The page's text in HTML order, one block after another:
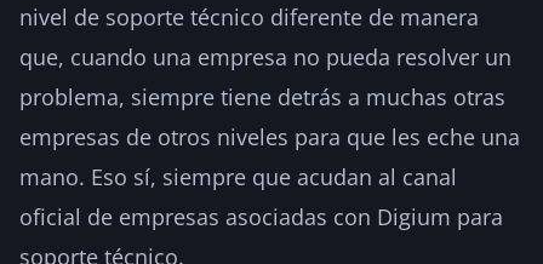
nivel de soporte técnico diferente de manera
que, cuando una empresa no pueda resolver un
problema, siempre tiene detrás a muchas otras
empresas de otros niveles para que les eche una
mano. Eso sí, siempre que acudan al canal
oficial de empresas asociadas con Digium para
soporte técnico.